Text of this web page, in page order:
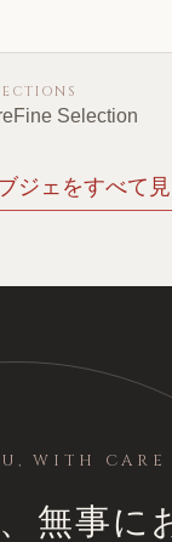
Fine Selection
ジェをすべて
WITH CARE
無事に